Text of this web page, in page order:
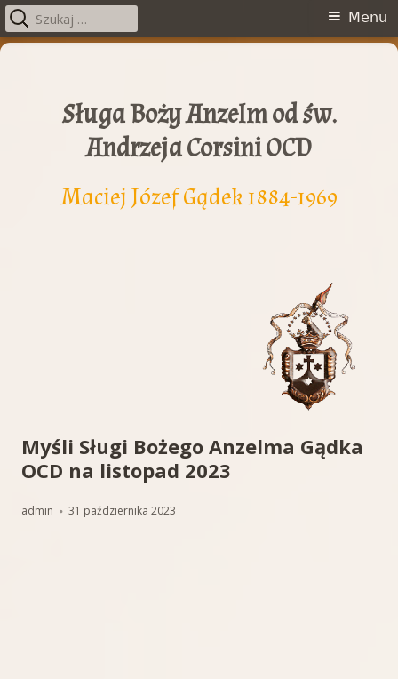
Przeskocz
Sługa Boży Anzelm od św.
Andrzeja Corsini OCD
Maciej Józef Gądek 1884-1969
Menu
główne
Menu
Szukaj:
Myśli Sługi Bożego Anzelma Gądka
OCD na listopad 2023
Autor
admin Opublikowano
31 października 2023